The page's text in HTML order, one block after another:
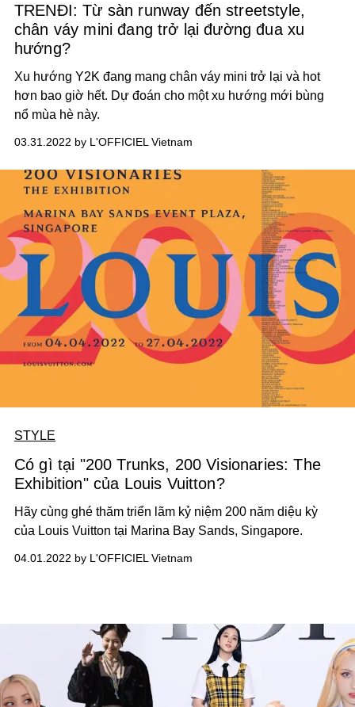
TRENĐI: Từ sàn runway đến streetstyle,
chân váy mini đang trở lại đường đua xu
hướng?
Xu hướng Y2K đang mang chân váy mini trở lại và hot
hơn bao giờ hết. Dự đoán cho một xu hướng mới bùng
nổ mùa hè này.
03.31.2022 by L'OFFICIEL Vietnam
STYLE
Có gì tại "200 Trunks, 200 Visionaries: The
Exhibition" của Louis Vuitton?
Hãy cùng ghé thăm triển lãm kỷ niệm 200 năm diệu kỳ
của Louis Vuitton tại Marina Bay Sands, Singapore.
04.01.2022 by L'OFFICIEL Vietnam